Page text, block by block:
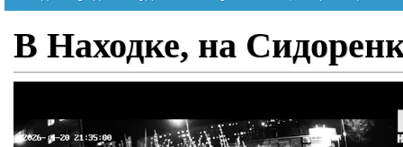
В Находке, на